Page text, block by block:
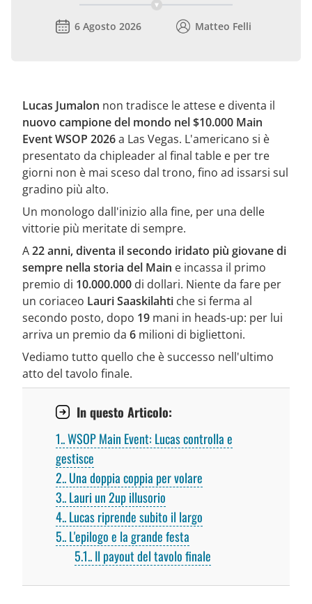
6 Agosto 2026 Matteo Felli
Lucas Jumalon non tradisce le attese e diventa il
nuovo campione del mondo nel $10.000 Main
Event WSOP 2026a Las Vegas. L'americano si è
presentato da chipleader al final table e per tre
giorni non è mai sceso dal trono, fino ad issarsi sul
gradino più alto.
Un monologo dall'inizio alla fine, per una delle
vittorie più meritate di sempre.
A22 anni, diventa il secondo iridato più giovane di
sempre nella storia del Main e incassa il primo
premio di 10.000.000 di dollari. Niente da fare per
un coriaceo Lauri Saaskilahti che si ferma al
secondo posto, dopo 19 mani in heads-up: per lui
arriva un premio da 6 milioni di bigliettoni.
Vediamo tutto quello che è successo nell'ultimo
atto del tavolo finale.
In questo Articolo:
1. WSOP Main Event: Lucas controlla e
gestisce
2. Una doppia coppia per volare
3. Lauri un 2up illusorio
4. Lucas riprende subito il largo
5. L'epilogo e la grande festa
5.1. Il payout del tavolo finale